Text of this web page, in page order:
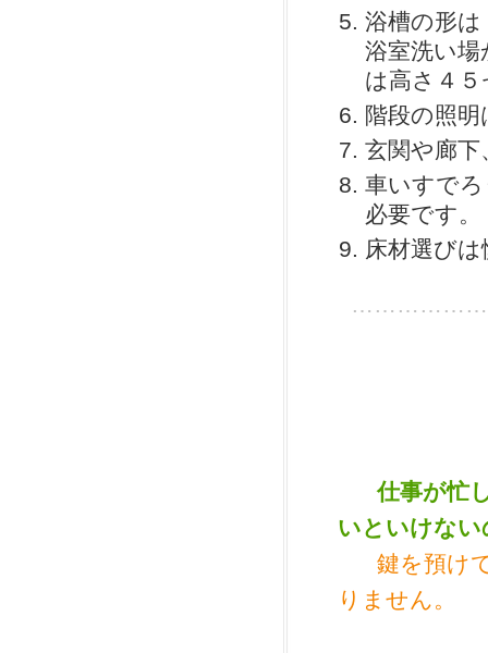
浴槽の形
浴室洗い
は高さ４
階段の照
玄関や廊
車いすで
必要です。
床材選び
仕事が忙
いといけな
鍵を預け
りません。